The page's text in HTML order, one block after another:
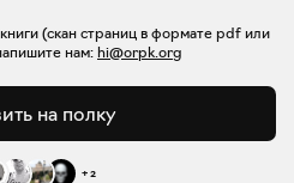
(скан страниц в формате pdf или
нам: hi@orpk.org
на полку
+2